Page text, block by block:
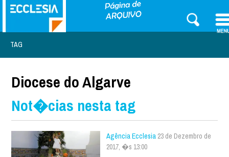
TAG
Diocese do Algarve
Not�cias nesta tag
Agência Ecclesia 23 de Dezembro de
2017, �s 13:00